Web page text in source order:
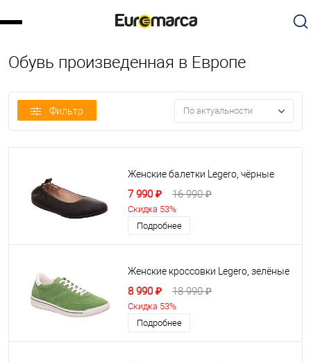
Обувь произведенная в Европе
Фильтр По актуальности
Женские балетки Legero, чёрные
7 990 ₽ 16 990 ₽
Скидка 53%
Подробнее
Женские кроссовки Legero, зелёные
8 990 ₽ 18 990 ₽
Скидка 53%
Подробнее